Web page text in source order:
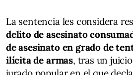
La sentencia les considera
delito de asesinato
de asesinato en grado de
ilícita de armas, tras un